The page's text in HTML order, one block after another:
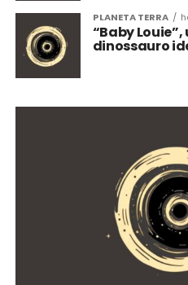
PLANETA TERRA
“Baby
dinossauro